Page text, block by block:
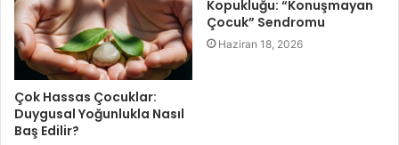
Çok Hassas Çocuklar:
Duygusal Yoğunlukla Nasıl
Baş Edilir?
Kopukluğu: “Konuşmayan
Çocuk” Sendromu
Haziran 18, 2026